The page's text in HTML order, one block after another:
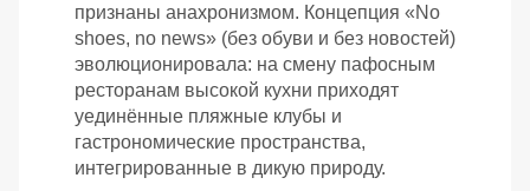
признаны анахронизмом. Концепция «No
shoes, no news» (без обуви и без новостей)
эволюционировала: на смену пафосным
ресторанам высокой кухни приходят
уединённые пляжные клубы и
гастрономические пространства,
интегрированные в дикую природу.